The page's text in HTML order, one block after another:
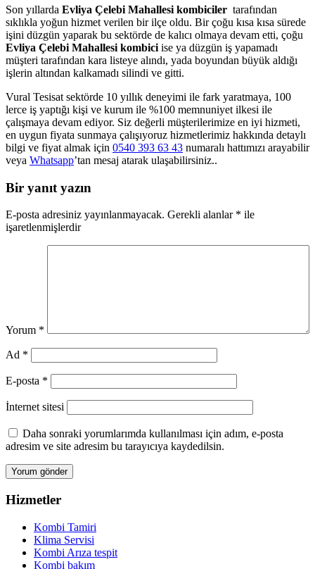
Son yıllarda Evliya Çelebi Mahallesi kombiciler tarafından
sıklıkla yoğun hizmet verilen bir ilçe oldu. Bir çoğu kısa kısa sürede
işini düzgün yaparak bu sektörde de kalıcı olmaya devam etti, çoğu
Evliya Çelebi Mahallesi kombici ise ya düzgün iş yapamadı
müşteri tarafından kara listeye alındı, yada boyundan büyük aldığı
işlerin altından kalkamadı silindi ve gitti.
Vural Tesisat sektörde 10 yıllık deneyimi ile fark yaratmaya, 100
lerce iş yaptığı kişi ve kurum ile %100 memnuniyet ilkesi ile
çalışmaya devam ediyor. Siz değerli müşterilerimize en iyi hizmeti,
en uygun fiyata sunmaya çalışıyoruz hizmetlerimiz hakkında detaylı
bilgi ve fiyat almak için 0540 393 63 43 numaralı hattımızı arayabilir
veya Whatsapp’tan mesaj atarak ulaşabilirsiniz..
Bir yanıt yazın
E-posta adresiniz yayınlanmayacak. Gerekli alanlar * ile
işaretlenmişlerdir
Yorum *
Ad *
E-posta *
İnternet sitesi
Daha sonraki yorumlarımda kullanılması için adım, e-posta
adresim ve site adresim bu tarayıcıya kaydedilsin.
Hizmetler
Kombi Tamiri
Klima Servisi
Kombi Arıza tespit
Kombi bakım